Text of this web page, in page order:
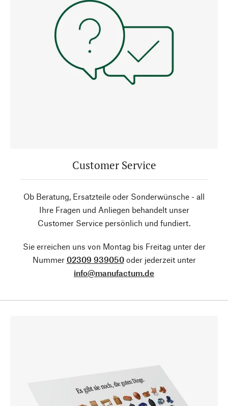
Customer Service
Ob Beratung, Ersatzteile oder Sonderwünsche - all
Ihre Fragen und Anliegen behandelt unser
Customer Service persönlich und fundiert.
Sie erreichen uns von Montag bis Freitag unter der
Nummer 02309 939050oder jederzeit unter
info@manufactum.de